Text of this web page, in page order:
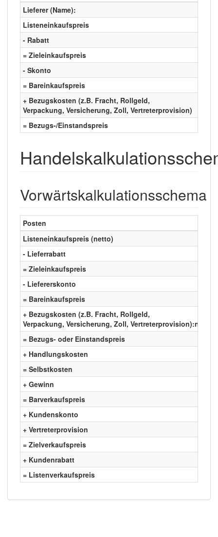
Lieferer (Name):
Listeneinkaufspreis
- Rabatt
= Zieleinkaufspreis
- Skonto
= Bareinkaufspreis
+ Bezugskosten (z.B. Fracht, Rollgeld,
Verpackung, Versicherung, Zoll, Vertreterprovision)
= Bezugs-/Einstandspreis
Vorwärtskalkulationsschema
Posten
Listeneinkaufspreis (netto)
- Lieferrabatt
= Zieleinkaufspreis
- Liefererskonto
= Bareinkaufspreis
+ Bezugskosten (z.B. Fracht, Rollgeld,
Verpackung, Versicherung, Zoll, Vertreterprovision):netto
= Bezugs- oder Einstandspreis
+ Handlungskosten
= Selbstkosten
+ Gewinn
= Barverkaufspreis
+ Kundenskonto
+ Vertreterprovision
= Zielverkaufspreis
+ Kundenrabatt
= Listenverkaufspreis